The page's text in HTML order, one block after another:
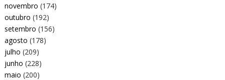
novembro (174)
outubro (192)
setembro (156)
agosto (178)
julho (209)
junho (228)
maio (200)